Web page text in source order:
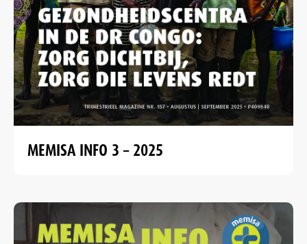
MEMISA INFO 3 – 2025